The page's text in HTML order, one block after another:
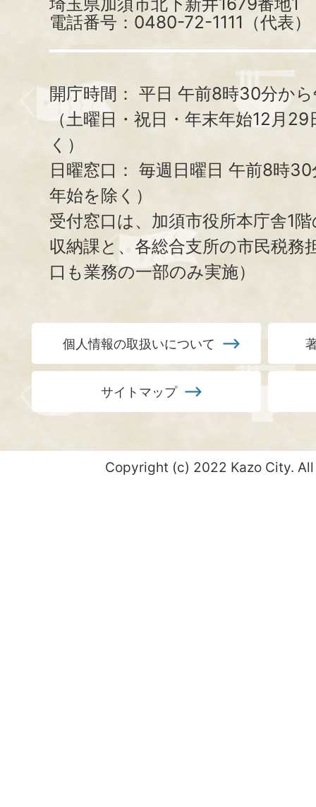
電話番号：0480-72-1111（代表）
開庁時間： 平日 午前8時30分か
（土曜日・祝日・年末年始12月
く）
日曜窓口： 毎週日曜日 午前8時
年始を除く）
受付窓口は、加須市役所本庁舎1
収納課と、 各総合支所の市民税務
口も業務の一部のみ実施）
個人情報の取扱いについて
サイトマップ
Copyright (c) 2022 Kazo City.